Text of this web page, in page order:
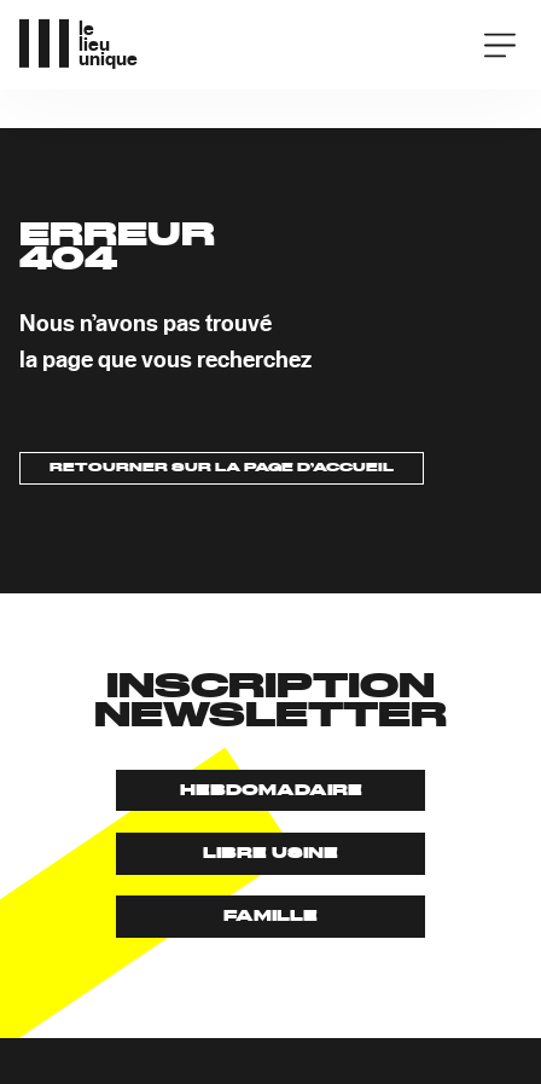
le
lieu
unique
ERREUR
404
Nous n’avons pas trouvé
la page que vous recherchez
RETOURNER SUR LA PAGE D’ACCUEIL
INSCRIPTION
NEWSLETTER
HEBDOMADAIRE
LIBRE USINE
FAMILLE